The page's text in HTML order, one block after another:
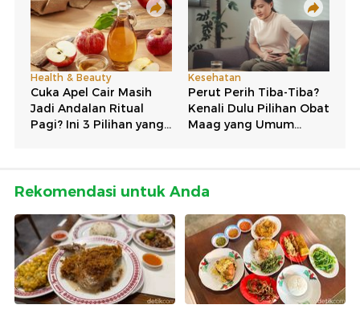
Rekomendasi untuk Anda